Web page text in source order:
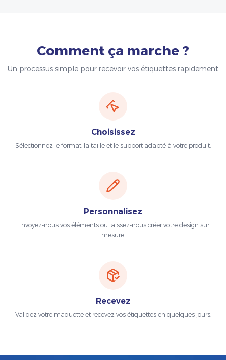
Comment ça marche ?
Un processus simple pour recevoir vos étiquettes rapidement
Choisissez
Sélectionnez le format, la taille et le support adapté à votre produit.
Personnalisez
Envoyez-nous vos éléments ou laissez-nous créer votre design sur
mesure.
Recevez
Validez votre maquette et recevez vos étiquettes en quelques jours.